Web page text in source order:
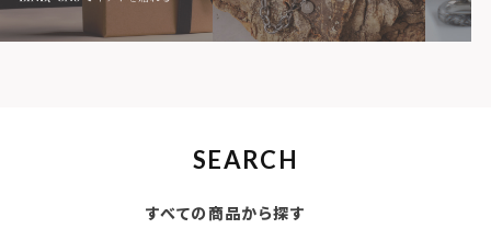
SEARCH
すべての商品から探す